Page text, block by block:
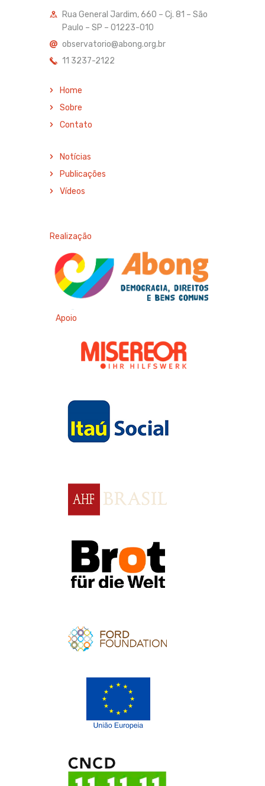
Rua General Jardim, 660 – Cj. 81 – São
Paulo – SP – 01223-010
observatorio@abong.org.br
11 3237-2122
Home
Sobre
Contato
Notícias
Publicações
Vídeos
Realização
Apoio